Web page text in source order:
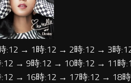
:12 → 1時:12 → 2時:12 → 3時
:12 → 9時:12 → 10時:12 → 11
:12 → 16時:12 → 17時:12 → 18